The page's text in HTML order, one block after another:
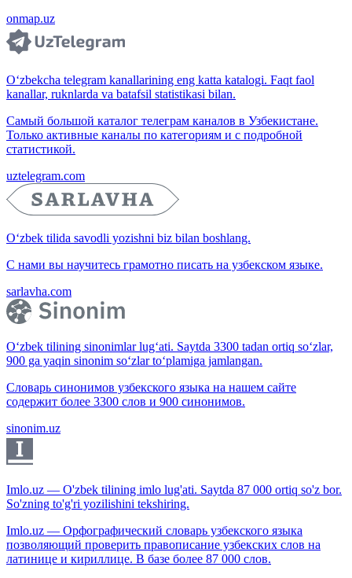
onmap.uz
O‘zbekcha telegram kanallarining eng katta katalogi. Faqt faol
kanallar, ruknlarda va batafsil statistikasi bilan.
Самый большой каталог телеграм каналов в Узбекистане.
Только активные каналы по категориям и с подробной
статистикой.
uztelegram.com
O‘zbek tilida savodli yozishni biz bilan boshlang.
С нами вы научитесь грамотно писать на узбекском языке.
sarlavha.com
O‘zbek tilining sinonimlar lug‘ati. Saytda 3300 tadan ortiq so‘zlar,
900 ga yaqin sinonim so‘zlar to‘plamiga jamlangan.
Словарь синонимов узбекского языка на нашем сайте
содержит более 3300 слов и 900 синонимов.
sinonim.uz
Imlo.uz — O'zbek tilining imlo lug'ati. Saytda 87 000 ortiq so'z bor.
So'zning to'g'ri yozilishini tekshiring.
Imlo.uz — Орфографический словарь узбекского языка
позволяющий проверить правописание узбекских слов на
латинице и кириллице. В базе более 87 000 слов.